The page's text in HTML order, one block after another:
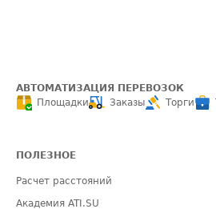
АВТОМАТИЗАЦИЯ ПЕРЕВОЗОК
Площадки
Заказы Торги
ПОЛЕЗНОЕ
Расчет расстояний
Академия ATI.SU